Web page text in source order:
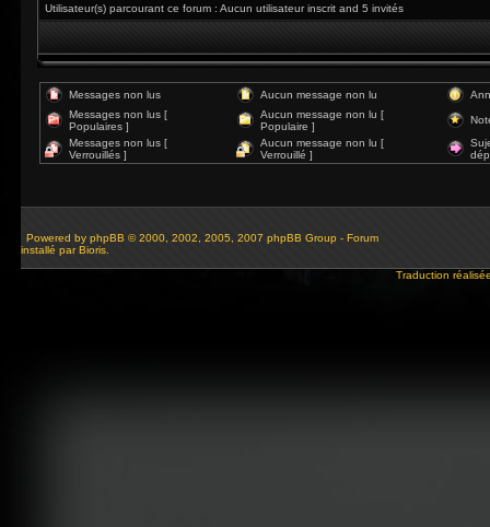
Utilisateur(s) parcourant ce forum : Aucun utilisateur inscrit and 5 invités
Messages non lus Aucun message non lu
Messages non lus [
Populaires ]
Aucun message non lu [
Populaire ]
Messages non lus [
Verrouillés ]
Aucun message non lu [
Verrouillé ]
Powered by phpBB © 2000, 2002, 2005, 2007 phpBB Group - Forum
installé par Bioris.
Traduction